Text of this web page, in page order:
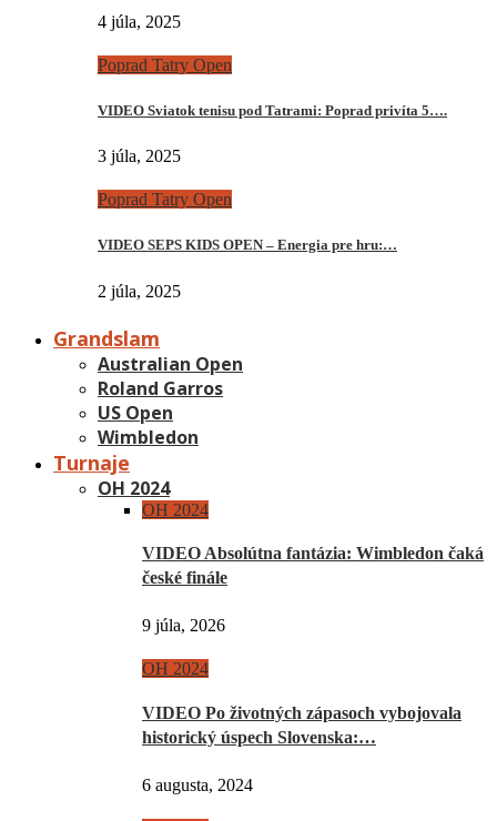
4 júla, 2025
Poprad Tatry Open
VIDEO Sviatok tenisu pod Tatrami: Poprad privíta 5….
3 júla, 2025
Poprad Tatry Open
VIDEO SEPS KIDS OPEN – Energia pre hru:…
2 júla, 2025
Grandslam
Australian Open
Roland Garros
US Open
Wimbledon
Turnaje
OH 2024
OH 2024
VIDEO Absolútna fantázia: Wimbledon čaká
české finále
9 júla, 2026
OH 2024
VIDEO Po životných zápasoch vybojovala
historický úspech Slovenska:…
6 augusta, 2024